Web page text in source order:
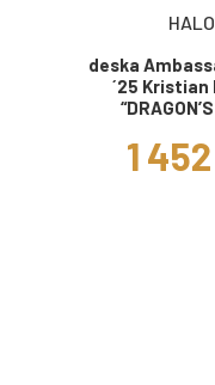
deska
´25 Kristian
1